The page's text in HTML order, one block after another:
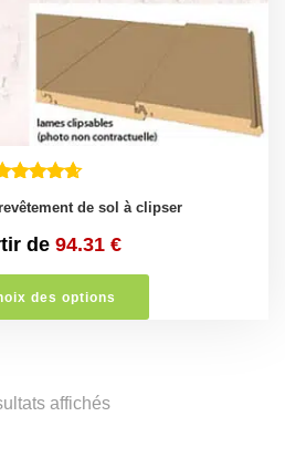
de sol à clipser
de 94.31 €
des options
affichésTrié